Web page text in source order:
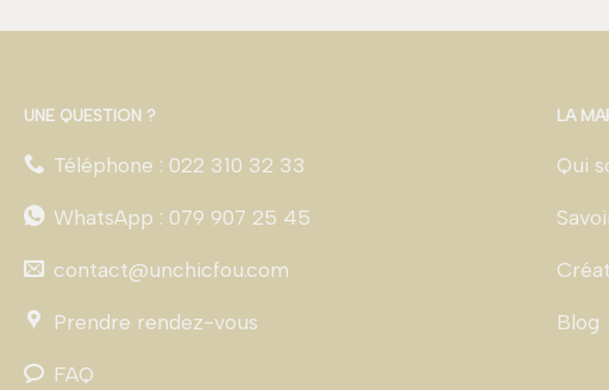
UNE QUESTION ?
Téléphone : 022 310 32 33
WhatsApp : 079 907 25 45
contact@unchicfou.com
Prendre rendez-vous
FAQ
LA
Qui
Blog